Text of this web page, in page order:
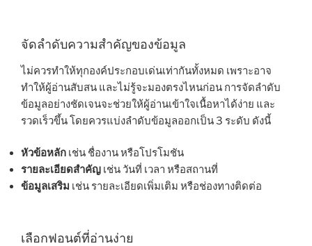
จัดลำดับความสำคัญของข้อมูล
ไม่ควรทำให้ทุกองค์ประกอบเด่นเท่ากันทั้งหมด เพราะอาจ
ทำให้ผู้อ่านสับสน และไม่รู้จะมองตรงไหนก่อน การจัดลำดับ
ข้อมูลอย่างชัดเจนจะช่วยให้ผู้อ่านเข้าใจเนื้อหาได้ง่าย และ
รวดเร็วขึ้น โดยควรแบ่งลำดับข้อมูลออกเป็น 3 ระดับ ดังนี้
หัวข้อหลัก เช่น ชื่องาน หรือโปรโมชัน
รายละเอียดสำคัญ เช่น วันที่ เวลา หรือสถานที่
ข้อมูลเสริม เช่น รายละเอียดเพิ่มเติม หรือช่องทางติดต่อ
เลือกฟอนต์ที่อ่านง่าย